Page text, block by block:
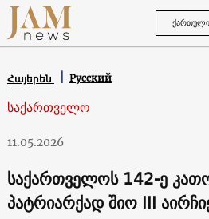
ᲥᲐᲠᲗᲣᲚᲘ
Հայերեն Русский
საქართველო
11.05.2026
საქართველოს 142-ე
პატრიარქად შიო III